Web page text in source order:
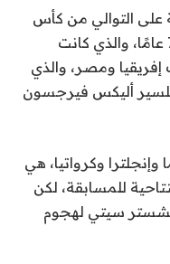
التوالي من كأس
العالم لكويروش البالغ من العمر 73 عامًا، والذي كانت
إفريقيا ومصر، والذي
للسير أليكس فيرجسون
وكرواتيا، هي
للمسابقة، لكن
سيتي لهجوم